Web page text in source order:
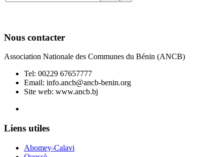
Nous contacter
Association Nationale des Communes du Bénin (ANCB)
Tel: 00229 67657777
Email: info.ancb@ancb-benin.org
Site web: www.ancb.bj
Liens utiles
Abomey-Calavi